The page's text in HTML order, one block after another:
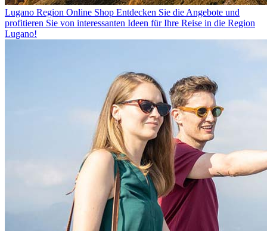
Lugano Region Online Shop Entdecken Sie die Angebote und
profitieren Sie von interessanten Ideen für Ihre Reise in die Region
Lugano!